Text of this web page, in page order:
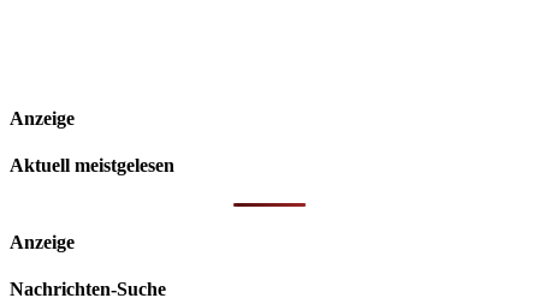
Anzeige
Aktuell meistgelesen
Anzeige
Nachrichten-Suche